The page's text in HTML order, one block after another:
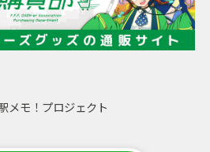
メモ！プロジェクト